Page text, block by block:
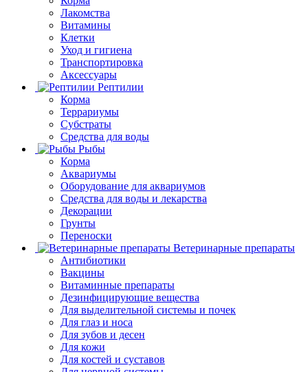
Лакомства
Витамины
Клетки
Уход и гигиена
Транспортировка
Аксессуары
Рептилии
Корма
Террариумы
Субстраты
Средства для воды
Рыбы
Корма
Аквариумы
Оборудование для аквариумов
Средства для воды и лекарства
Декорации
Грунты
Переноски
Ветеринарные препараты
Антибиотики
Вакцины
Витаминные препараты
Дезинфицирующие вещества
Для выделительной системы и почек
Для глаз и носа
Для зубов и десен
Для кожи
Для костей и суставов